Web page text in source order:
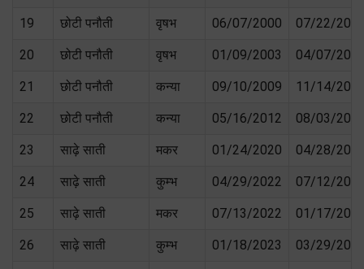
19 छोटी पनौती वृषभ 06/07/2000 07/22/
20 छोटी पनौती वृषभ 01/09/2003 04/07/
21 छोटी पनौती कन्या 09/10/2009 11/14/
22 छोटी पनौती कन्या 05/16/2012 08/03/
23 साढ़े साती मकर 01/24/2020 04/28/
24 साढ़े साती कुम्भ 04/29/2022 07/12/
25 साढ़े साती मकर 07/13/2022 01/17/
26 साढ़े साती कुम्भ 01/18/2023 03/29/